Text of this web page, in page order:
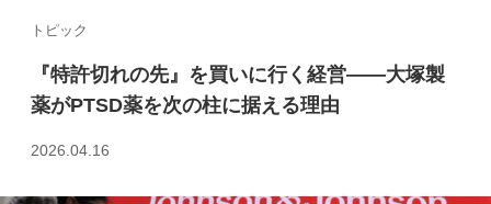
トピック
『特許切れの先』を買いに行く経営――大塚製
薬がPTSD薬を次の柱に据える理由
2026.04.16